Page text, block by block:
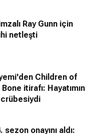
Ray Gunn için
netleşti
Children of
itirafı: Hayatımın
sezon onayını aldı: